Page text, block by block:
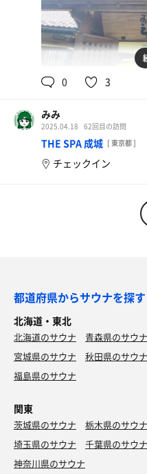
0 3
みみ
2025.04.18 62回目の訪問
THE SPA 成城 [ 東京都 ]
チェックイン
都道府県からサウナを探す
北海道・東北
北海道のサウナ 青森県のサウナ
宮城県のサウナ
秋田県のサウナ
福島県のサウナ
関東
茨城県のサウナ 栃木県のサウナ
埼玉県のサウナ
千葉県のサウナ
神奈川県のサウナ